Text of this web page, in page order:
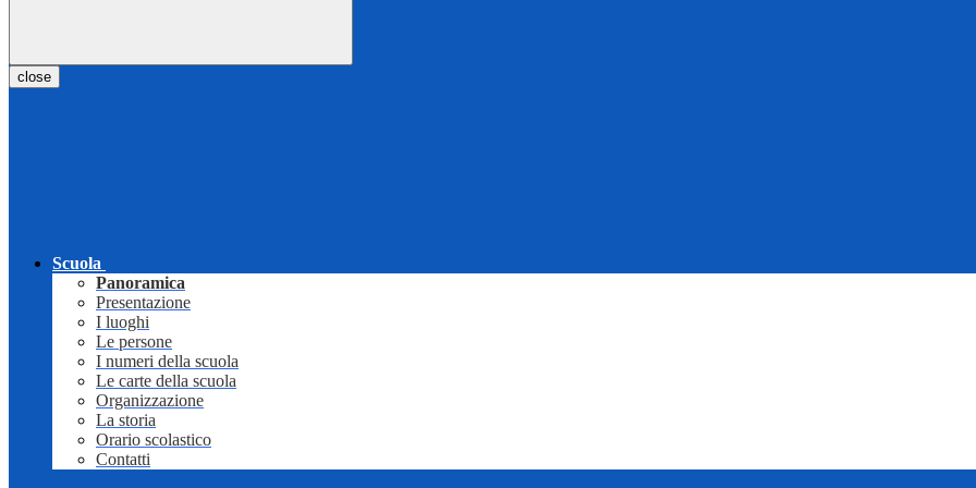
close
Scuola
Panoramica
Presentazione
I luoghi
Le persone
I numeri della scuola
Le carte della scuola
Organizzazione
La storia
Orario scolastico
Contatti